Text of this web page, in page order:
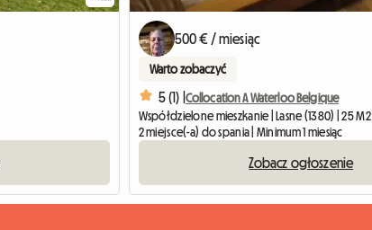
500 € / miesiąc
Warto zobaczyć
5 (1) | Collocation A Waterloo Belgique
Współdzielone mieszkanie | Lasne (1380) | 25 M2
2 miejsce(-a) do spania | Minimum 1 miesiąc
Zobacz ogłoszenie